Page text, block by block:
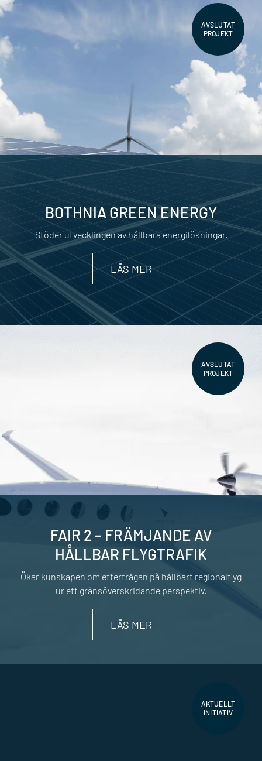
AVSLUTAT
PROJEKT
BOTHNIA GREEN ENERGY
Stöder utvecklingen av hållbara energilösningar.
LÄS MER
AVSLUTAT
PROJEKT
FAIR 2 – FRÄMJANDE AV
HÅLLBAR FLYGTRAFIK
Ökar kunskapen om efterfrågan på hållbart regionalflyg
ur ett gränsöverskridande perspektiv.
LÄS MER
AKTUELLT
INITIATIV